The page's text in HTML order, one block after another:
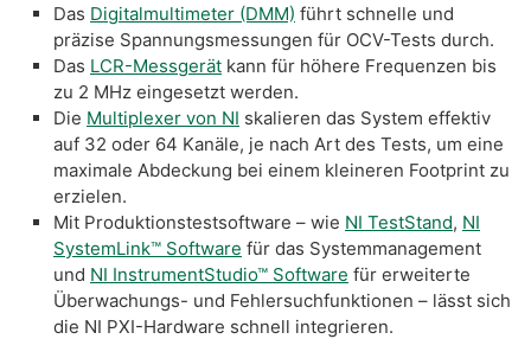
Das Digitalmultimeter (DMM) führt schnelle und
präzise Spannungsmessungen für OCV-Tests durch.
Das LCR-Messgerät kann für höhere Frequenzen bis
zu 2 MHz eingesetzt werden.
Die Multiplexer von NI skalieren das System effektiv
auf 32 oder 64 Kanäle, je nach Art des Tests, um eine
maximale Abdeckung bei einem kleineren Footprint zu
erzielen.
Mit Produktionstestsoftware – wie NI TestStand, NI
SystemLink™ Software für das Systemmanagement
und NI InstrumentStudio™ Software für erweiterte
Überwachungs- und Fehlersuchfunktionen – lässt sich
die NI PXI-Hardware schnell integrieren.